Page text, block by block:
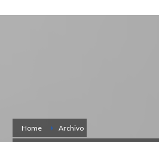
Home Archivo